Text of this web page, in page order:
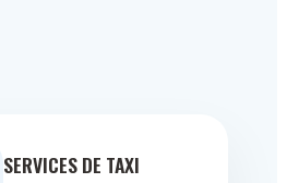
SERVICES DE TAXI